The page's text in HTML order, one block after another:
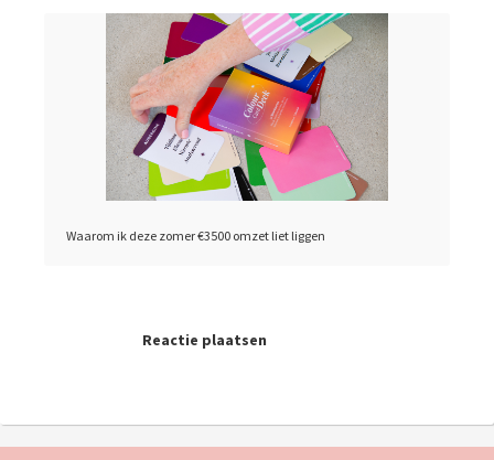
Waarom ik deze zomer €3500 omzet liet liggen
Reactie plaatsen